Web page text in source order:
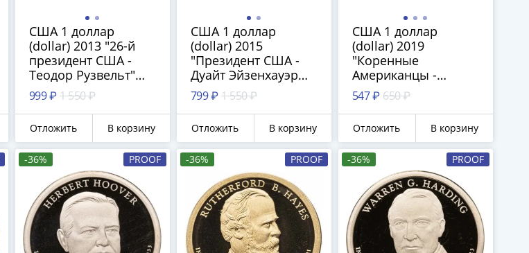
США 1 доллар
(dollar) 2013 "26-й
президент США -
Теодор Рузвельт"
знак монетного
двора: "S" - Сан-
Франциско
999 ₽ 1 550 ₽
Отложить В корзину
США 1 доллар
(dollar) 2015
"Президент США -
Дуайт Эйзенхауэр
(1953–1961)", знак
монетного двора:
"S" - Сан-Франциско
799 ₽ 1 550 ₽
Отложить В корзину
США 1 доллар
(dollar) 2019
"Коренные
Американцы -
Космическая
Программа", Знак
монетного двора D -
Денвер
547 ₽ 650 ₽
Отложить В корзину
-36% PROOF -36% PROOF -36% PROOF